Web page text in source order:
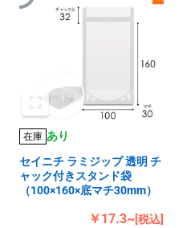
在庫 あり
セイニチ ラミジップ 透明 チ
ャック付きスタンド袋
（100×160×底マチ30mm）
￥17.3~[税込]